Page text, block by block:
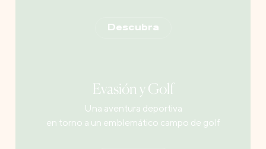
Descubra
Evasión y Golf
Una aventura deportiva
en torno a un emblemático campo de golf